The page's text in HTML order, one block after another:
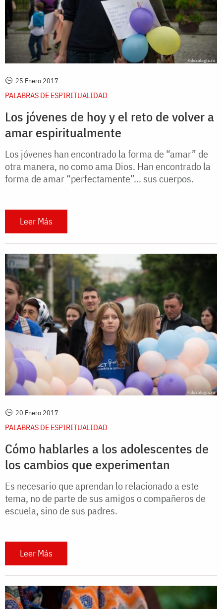
25 Enero 2017
PALABRAS DE ESPIRITUALIDAD
Los jóvenes de hoy y el reto de volver a
amar espiritualmente
Los jóvenes han encontrado la forma de “amar” de
otra manera, no como ama Dios. Han encontrado la
forma de amar “perfectamente”... sus cuerpos.
Leer Más
20 Enero 2017
PALABRAS DE ESPIRITUALIDAD
Cómo hablarles a los adolescentes de
los cambios que experimentan
Es necesario que aprendan lo relacionado a este
tema, no de parte de sus amigos o compañeros de
escuela, sino de sus padres.
Leer Más